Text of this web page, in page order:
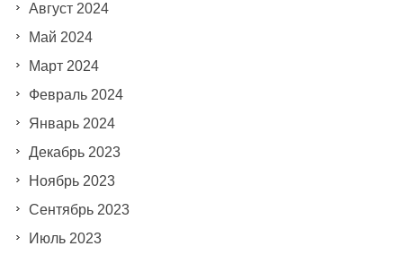
Август 2024
Май 2024
Март 2024
Февраль 2024
Январь 2024
Декабрь 2023
Ноябрь 2023
Сентябрь 2023
Июль 2023